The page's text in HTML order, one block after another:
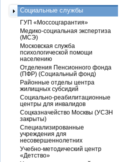
Социальные службы
ГУП «Моссоцгарантия»
Медико-социальная экспертиза
(МСЭ)
Московская служба
психологической помощи
населению
Отделения Пенсионного фонда
(ПФР) (Социальный фонд)
Районные отделы центра
жилищных субсидий
Социально-реабилитационные
центры для инвалидов
Соцказначейство Москвы (УСЗН
закрыты)
Специализированные
учреждения для
несовершеннолетних
Учебно-методический центр
«Детство»